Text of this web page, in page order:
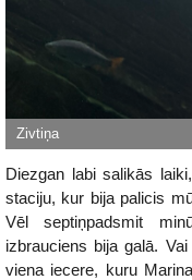
Diezgan labi salikās
staciju, kur bija palicis
Vēl septiņpadsmit
izbrauciens bija galā.
viena iecere, kuru